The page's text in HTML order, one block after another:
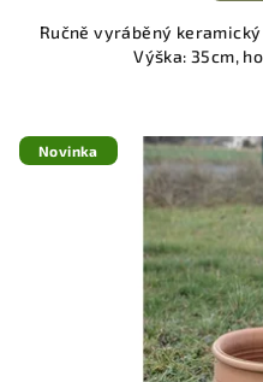
Ručně vyráběný
Výška: 35cm,
Novinka